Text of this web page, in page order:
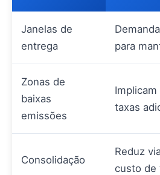
Janelas de
entrega
para
Zonas de
baixas
emissões
taxas
Consolidação
Reduz
custo de